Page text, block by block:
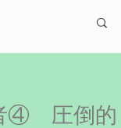
④ 圧倒的